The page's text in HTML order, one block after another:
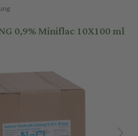
0,9% Miniflac 10X100 ml